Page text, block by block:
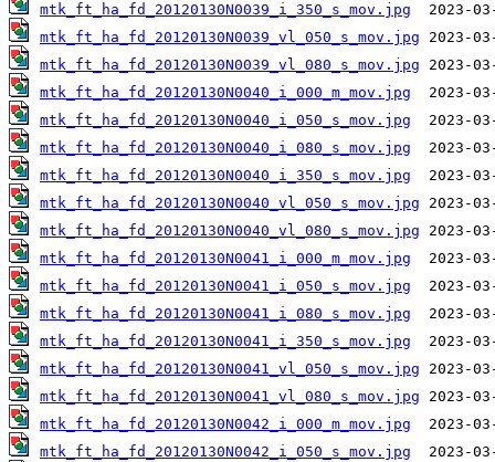
mtk_ft_ha_fd_20120130N0039_i_350_s_mov.jpg
mtk_ft_ha_fd_20120130N0039_vl_050_s_mov.jpg
mtk_ft_ha_fd_20120130N0039_vl_080_s_mov.jpg
mtk_ft_ha_fd_20120130N0040_i_000_m_mov.jpg
mtk_ft_ha_fd_20120130N0040_i_050_s_mov.jpg
mtk_ft_ha_fd_20120130N0040_i_080_s_mov.jpg
mtk_ft_ha_fd_20120130N0040_i_350_s_mov.jpg
mtk_ft_ha_fd_20120130N0040_vl_050_s_mov.jpg
mtk_ft_ha_fd_20120130N0040_vl_080_s_mov.jpg
mtk_ft_ha_fd_20120130N0041_i_000_m_mov.jpg
mtk_ft_ha_fd_20120130N0041_i_050_s_mov.jpg
mtk_ft_ha_fd_20120130N0041_i_080_s_mov.jpg
mtk_ft_ha_fd_20120130N0041_i_350_s_mov.jpg
mtk_ft_ha_fd_20120130N0041_vl_050_s_mov.jpg
mtk_ft_ha_fd_20120130N0041_vl_080_s_mov.jpg
mtk_ft_ha_fd_20120130N0042_i_000_m_mov.jpg
mtk_ft_ha_fd_20120130N0042_i_050_s_mov.jpg